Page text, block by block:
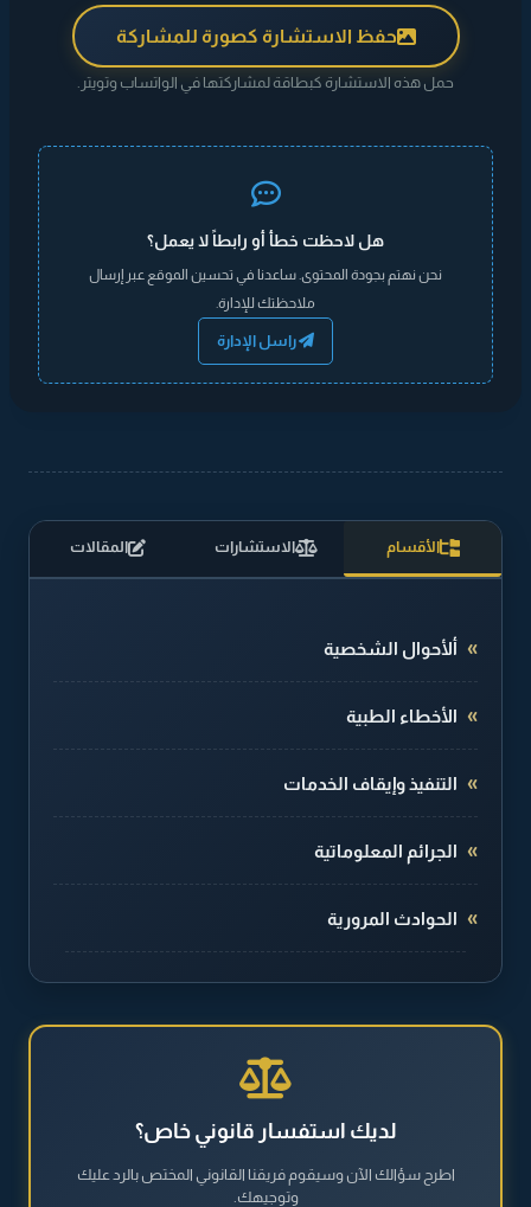
حفظ الاستشارة كصورة للمشاركة
حمل هذه الاستشارة كبطاقة لمشاركتها في الواتساب وتويتر.
هل لاحظت خطأ أو رابطاً لا يعمل؟
نحن نهتم بجودة المحتوى. ساعدنا في تحسين الموقع عبر إرسال
ملاحظتك للإدارة.
راسل الإدارة
الأقسام الاستشارات المقالات
ألأحوال الشخصية
الأخطاء الطبية
التنفيذ وإيقاف الخدمات
الجرائم المعلوماتية
الحوادث المرورية
الطلاق والخلع
القضايا العقارية
القضايا العمالية
لديك استفسار قانوني خاص؟
اطرح سؤالك الآن وسيقوم فريقنا القانوني المختص بالرد عليك
وتوجيهك.